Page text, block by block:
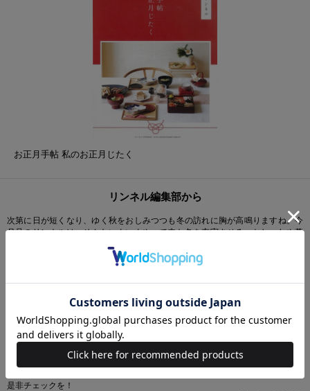
お正月手帖 私のお正月じたく
リンネル編集部から
次第に日が短くなり、ゆく秋をおしみつつも冬の訪れに胸が高鳴りますね。今
月号のリンネルは、そんないよいよやって来た冬を充実させる、おしゃれや暮
ジチェンジ術特集や、首もとをおしゃれにするコーディネート・レッスン特
集、着まわし上手な靴特集など、この冬でぐんとおしゃれになれそうな装いの
利きさんが選んだ、おうちを快適にする「暮らしの道具」大賞や、トラブルが
出やすいこの季節の不調をケアする漢方特集など、みなさんの知りたい情報が
詰まっています。そして気になる付録は、たくさんのポケットが便利なコンジ
ェ ペイエ アデュー トリステスの、ノルディック柄のお財布ポーチと毎年大好
評、平井かずみさんがスタイリングした、美しい花々のカレン
ダー。さらに、別冊でお正月の準備に大活躍しそうな「お正月手帖」もついて
是非チェックを！